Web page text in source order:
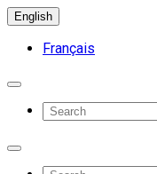
English
Français